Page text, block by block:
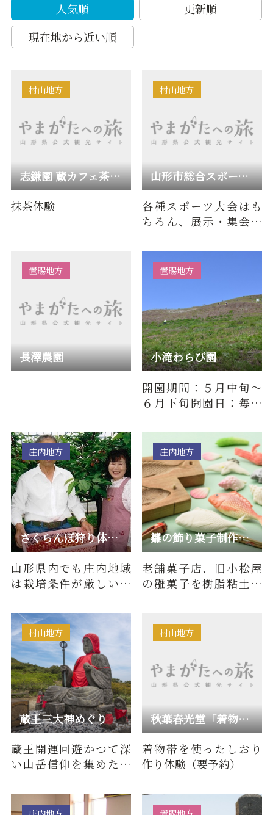
人気順
更新順
現在地から近い順
志鎌園 蔵カフェ茶良庵
村山地方
抹茶体験
山形市総合スポーツセンター
村山地方
各種スポーツ大会はも
ちろん、展示・集会な
対応できる都市施設
長澤農園
置賜地方
小滝わらび園
置賜地方
開園期間：５月中旬～
６月下旬開園日：毎週
日(週3日開催）トイレ・
休憩所…
さくらんぼ狩り体験（齋藤衛） ※2025年閉園
庄内地方
山形県内でも庄内地域
は栽培条件が厳しいで
かりやれれば良質のサ
クランボ…
雛の飾り菓子制作体験
庄内地方
老舗菓子店、旧小松屋
の雛菓子を樹脂粘土で
蔵王三大神めぐり
村山地方
蔵王開運回遊かつて深
い山岳信仰を集めた蔵
蔵尊」「蔵王大黒天」
「蔵王大…
秋葉春光堂「着物帯を使ったしおり作り体験」
村山地方
着物帯を使ったしおり
作り体験（要予約）